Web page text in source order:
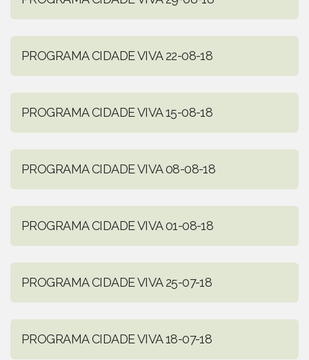
PROGRAMA CIDADE VIVA 22-08-18
PROGRAMA CIDADE VIVA 15-08-18
PROGRAMA CIDADE VIVA 08-08-18
PROGRAMA CIDADE VIVA 01-08-18
PROGRAMA CIDADE VIVA 25-07-18
PROGRAMA CIDADE VIVA 18-07-18